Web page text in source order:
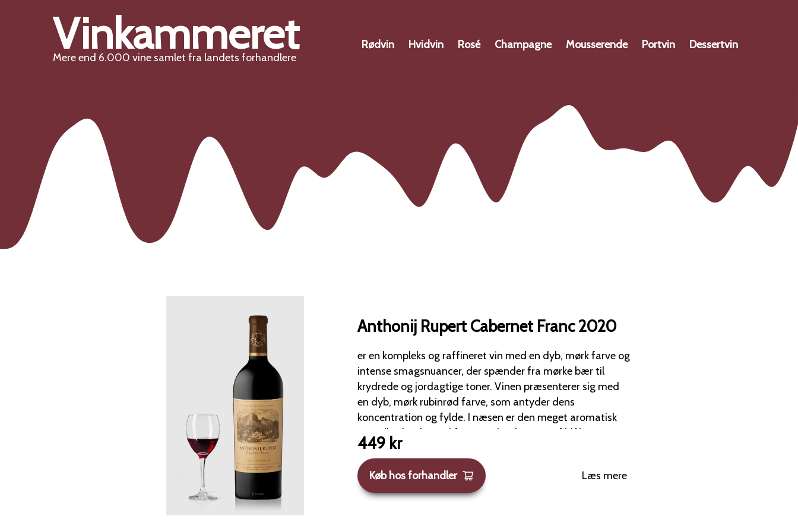
Vinkammeret
Mere end 6.000 vine samlet fra landets forhandlere
Rødvin Hvidvin Rosé Champagne Mousserende Portvin Dessertvin
Anthonij Rupert Cabernet Franc 2020
er en kompleks og raffineret vin med en dyb, mørk farve og
intense smagsnuancer, der spænder fra mørke bær til
krydrede og jordagtige toner. Vinen præsenterer sig med
en dyb, mørk rubinrød farve, som antyder dens
koncentration og fylde. I næsen er den meget aromatisk
og indbydende med fremtrædende noter af blåbær- og
brombærkompot samt solbær og mørke kirsebær. Disse
frugtnoter er understøttet af delikate, løftende strejf
af viol, grafit (blyantstrimler), frisk vendt jord og tørret
oregano. Der er også antydninger af krydderier, cedertræ
449 kr
Køb hos forhandler Læs mere